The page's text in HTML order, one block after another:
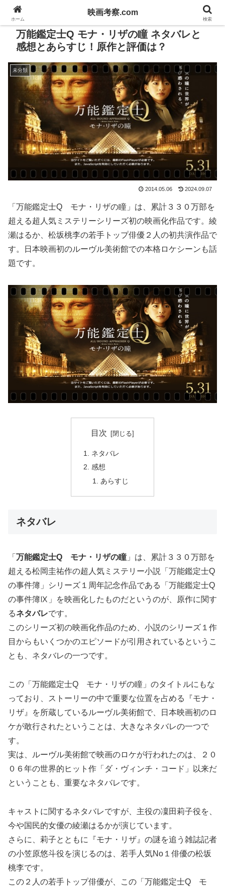
万能鑑定士Q モナ・リザの瞳 ネタバレと
感想とあらすじ！原作と評価は？
未分類
2014.05.06 2024.09.07
「万能鑑定士Q モナ・リザの瞳」は、累計３３０万部を
超える超人気ミステリーシリーズ初の映画化作品です。綾
瀬はるか、松坂桃李の若手トップ俳優２人の初共演作品で
す。日本映画初のルーヴル美術館での本格ロケシーンも話
題です。
目次
ネタバレ
感想
あらすじ
ネタバレ
「 万能鑑定士Q モナ・リザの瞳 」は、累計３３０万部を
超える松岡圭祐作の超人気ミステリー小説「万能鑑定士Q
の事件簿」シリーズ１周年記念作品である「万能鑑定士Q
の事件簿Ⅸ」を映画化したものだというのが、原作に関す
るネタバレです。
このシリーズ初の映画化作品のため、小説のシリーズ１作
目からもいくつかのエピソードが引用されているというこ
とも、ネタバレの一つです。
この「万能鑑定士Q モナ・リザの瞳」のタイトルにもな
っており、ストーリーの中で重要な位置を占める『モナ・
リザ』を所蔵しているルーヴル美術館で、日本映画初のロ
ケが敢行されたということは、大きなネタバレの一つで
す。
実は、ルーヴル美術館で映画のロケが行われたのは、２０
０６年の世界的ヒット作「ダ・ヴィンチ・コード」以来だ
ということも、重要なネタバレです。
キャストに関するネタバレですが、主役の凜田莉子役を、
今や国民的女優の綾瀬はるかが演じています。
さらに、莉子とともに『モナ・リザ』の謎を追う雑誌記者
の小笠原悠斗役を演じるのは、若手人気No１俳優の松坂
桃李です。
この２人の若手トップ俳優が、この「万能鑑定士Q モ
ホーム
映画考察.com
検索